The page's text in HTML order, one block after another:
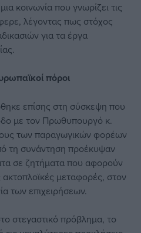
κοινωνία που γνωρίζει τις
λέγοντας πως στόχος
για τα έργα
πόροι
επίσης στη σύσκεψη που
με τον Πρωθυπουργό κ.
των παραγωγικών φορέων
τη συνάντηση προέκυψαν
σε ζητήματα που αφορούν
μεταφορές, στον
των επιχειρήσεων.
στεγαστικό πρόβλημα, το